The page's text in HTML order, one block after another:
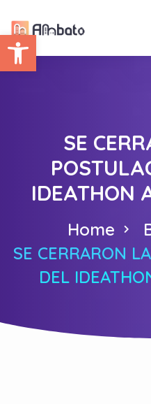
Abrir barra
SE
IDEATHON
Home
SE CERRARON
DEL